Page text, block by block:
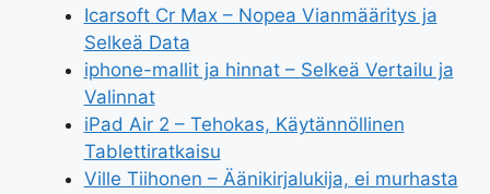
Icarsoft Cr Max – Nopea Vianmääritys ja
Selkeä Data
iphone-mallit ja hinnat – Selkeä Vertailu ja
Valinnat
iPad Air 2 – Tehokas, Käytännöllinen
Tablettiratkaisu
Ville Tiihonen – Äänikirjalukija, ei murhasta